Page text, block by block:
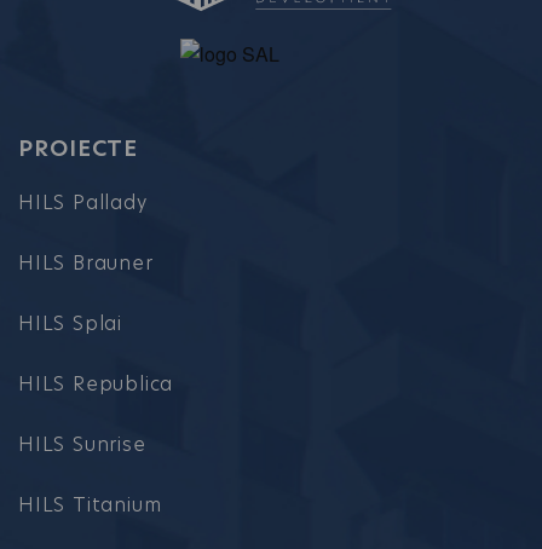
PROIECTE
HILS Pallady
HILS Brauner
HILS Splai
HILS Republica
HILS Sunrise
HILS Titanium